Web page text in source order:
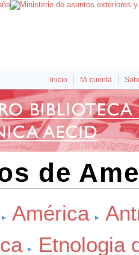
Inicio Mi cuenta
de
América
Etnologia